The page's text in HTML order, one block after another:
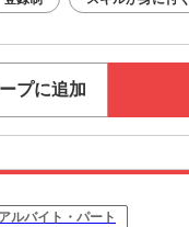
プに追加
アルバイト・パート